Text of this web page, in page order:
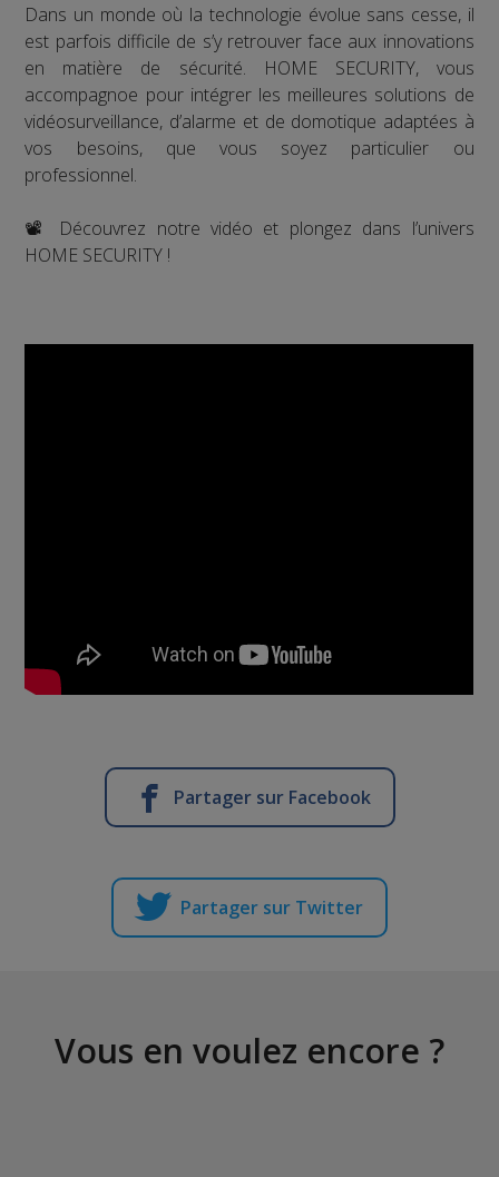
Dans un monde où la technologie évolue sans cesse, il
est parfois difficile de s’y retrouver face aux innovations
en matière de sécurité. HOME SECURITY, vous
accompagnoe pour intégrer les meilleures solutions de
vidéosurveillance, d’alarme et de domotique adaptées à
vos besoins, que vous soyez particulier ou
professionnel.
📽️ Découvrez notre vidéo et plongez dans l’univers
HOME SECURITY !
Partager sur Facebook
Partager sur Twitter
Vous en voulez encore ?